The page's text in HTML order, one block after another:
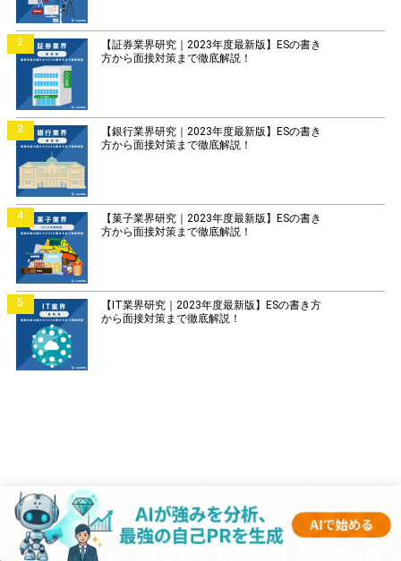
2
【証券業界研究｜2023年度最新版】ESの書き
方から面接対策まで徹底解説！
3
【銀行業界研究｜2023年度最新版】ESの書き
方から面接対策まで徹底解説！
4
【菓子業界研究｜2023年度最新版】ESの書き
方から面接対策まで徹底解説！
5
【IT業界研究｜2023年度最新版】ESの書き方
から面接対策まで徹底解説！